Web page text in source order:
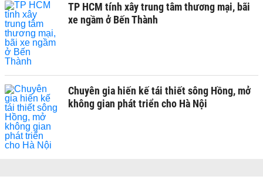
TP HCM tính xây trung tâm thương mại, bãi
xe ngầm ở Bến Thành
Chuyên gia hiến kế tái thiết sông Hồng, mở
không gian phát triển cho Hà Nội